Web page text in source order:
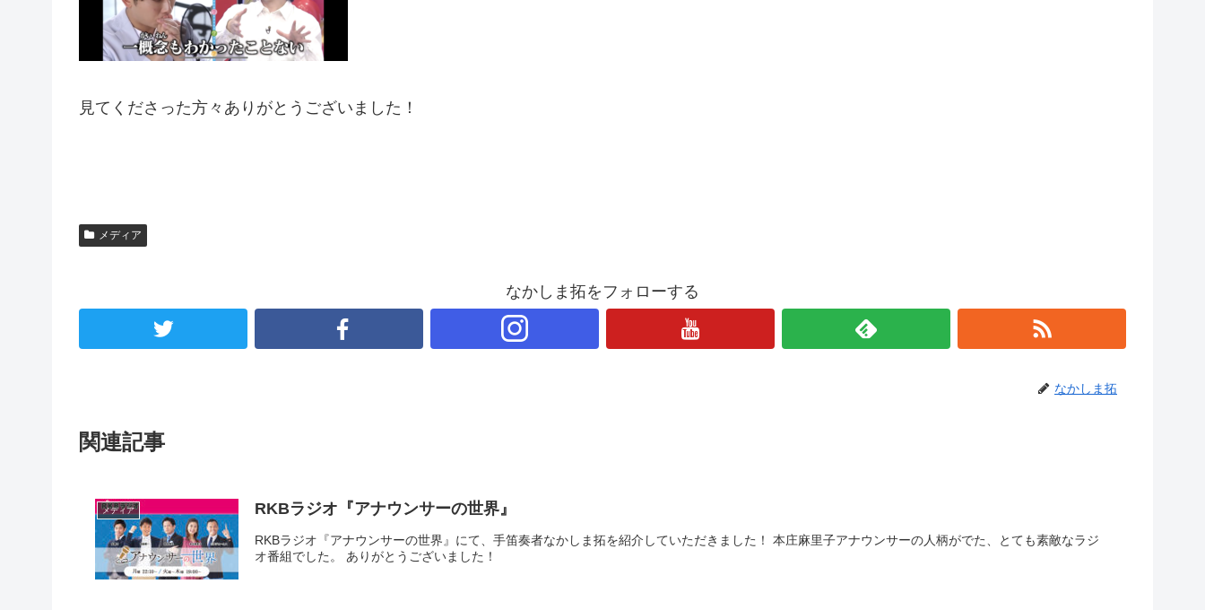
見てくださった方々ありがとうございました！
メディア
なかしま拓をフォローする
なかしま拓
関連記事
メディア RKBラジオ『アナウンサーの世界』
RKBラジオ『アナウンサーの世界』にて、手笛奏者なかしま拓を紹介していただきました！ 本庄麻里子アナウンサーの人柄がでた、とても素敵なラジ
オ番組でした。 ありがとうございました！